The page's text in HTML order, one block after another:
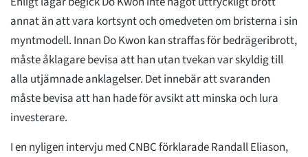
annat än att vara kortsynt och omedveten om bristerna i sin
myntmodell. Innan Do Kwon kan straffas för bedrägeribrott,
måste åklagare bevisa att han utan tvekan var skyldig till
alla utjämnade anklagelser. Det innebär att svaranden
måste bevisa att han hade för avsikt att minska och lura
investerare.
I en nyligen intervju med CNBC förklarade Randall Eliason,